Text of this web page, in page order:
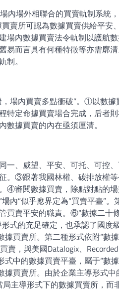
內場外相聯合的買賣軌制系統
賣所可認為數據買賣供給平安
場內數據買賣法令軌制以護航
易而言具有何種特徵等亦需廓
。
場內買賣多點衝破”。①以數
特定命據買賣場合完成，后者
據買賣的內在亟須厘清。
一、威望、平安、可托、可控
。③跟著我國林權、碳排放權
④審閱數據買賣，除點對點的
內”似乎應界定為“買賣平臺”
買賣平安的職責。⑥“數據二十
式的充足確定，也承認了國度
買賣所。第二種形式依附“數
賣，與美國Datalogix、
中的數據買賣平臺，屬于“數
買賣所。由於企業主導形式中
主導形式下的數據買賣所，而